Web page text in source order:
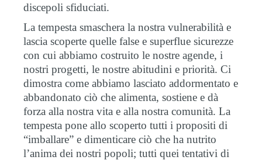
discepoli sfiduciati.
La tempesta smaschera la nostra vulnerabilità e
lascia scoperte quelle false e superflue sicurezze
con cui abbiamo costruito le nostre agende, i
nostri progetti, le nostre abitudini e priorità. Ci
dimostra come abbiamo lasciato addormentato e
abbandonato ciò che alimenta, sostiene e dà
forza alla nostra vita e alla nostra comunità. La
tempesta pone allo scoperto tutti i propositi di
“imballare” e dimenticare ciò che ha nutrito
l’anima dei nostri popoli; tutti quei tentativi di